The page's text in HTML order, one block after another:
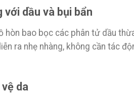
dầu và bụi bẩn
hòn bao bọc các phân tử dầu
ra nhẹ nhàng, không cần tác
da